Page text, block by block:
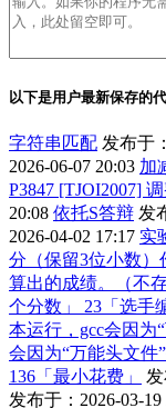
以下是用户最新保存的
字符串匹配 发布于
2026-06-07 20:03 加
P3847 [TJOI2007]
20:08 依托S答辩 发
2026-04-02 17:17 实
分（保留3位小数
算出的成绩。（不
个分数」 23「选手
本运行，gcc会因为
会因为“万能头文件
136「最小花费」
发布于：2026-03-19